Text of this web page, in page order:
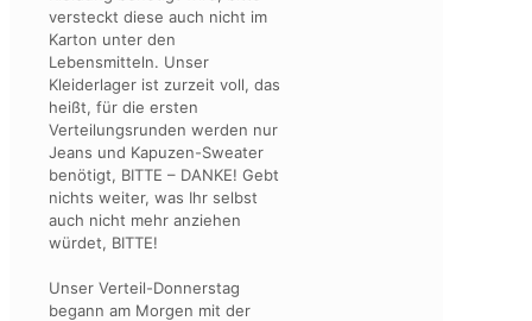
versteckt diese auch nicht im
Karton unter den
Lebensmitteln. Unser
Kleiderlager ist zurzeit voll, das
heißt, für die ersten
Verteilungsrunden werden nur
Jeans und Kapuzen-Sweater
benötigt, BITTE – DANKE! Gebt
nichts weiter, was Ihr selbst
auch nicht mehr anziehen
würdet, BITTE!
Unser Verteil-Donnerstag
begann am Morgen mit der